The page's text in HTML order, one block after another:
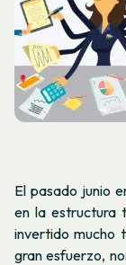
El pasado junio
en la estructura
invertido mucho
gran esfuerzo,